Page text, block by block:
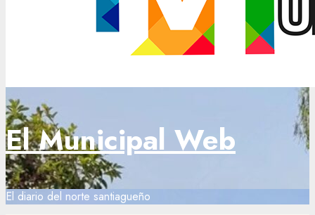
El Municipal Web
El diario del norte santiagueño